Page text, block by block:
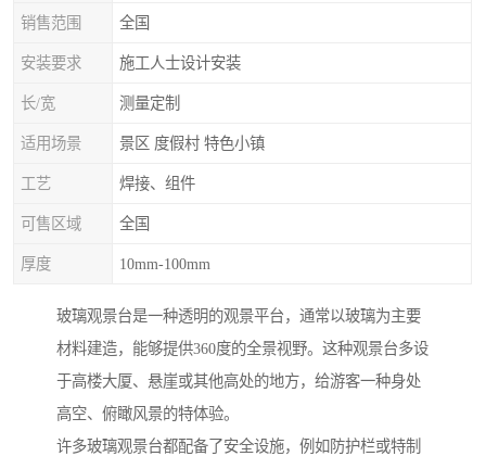
销售范围 全国
安装要求 施工人士设计安装
长/宽 测量定制
适用场景 景区 度假村 特色小镇
工艺 焊接、组件
可售区域 全国
厚度 10mm-100mm
玻璃观景台是一种透明的观景平台，通常以玻璃为主要
材料建造，能够提供360度的全景视野。这种观景台多设
于高楼大厦、悬崖或其他高处的地方，给游客一种身处
高空、俯瞰风景的特体验。
许多玻璃观景台都配备了安全设施，例如防护栏或特制